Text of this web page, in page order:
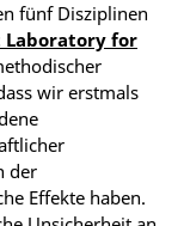
fünf Disziplinen
Laboratory for
wir erstmals
der
Effekte haben.